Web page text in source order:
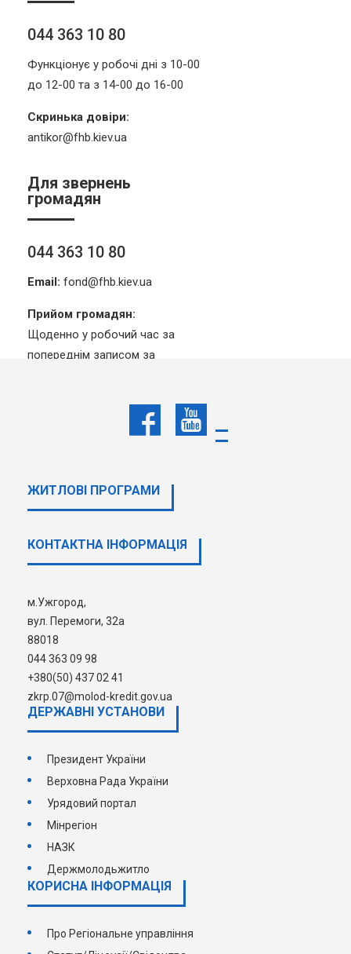
044 363 10 80
Функціонує у робочі дні з 10-00
до 12-00 та з 14-00 до 16-00
Скринька довіри:
antikor@fhb.kiev.ua
Для звернень
громадян
044 363 10 80
Email: fond@fhb.kiev.ua
Прийом громадян:
Щоденно у робочий час за
попереднім записом за
Для журналістів
ЖИТЛОВІ ПРОГРАМИ
КОНТАКТНА ІНФОРМАЦІЯ
м.Ужгород,
вул. Перемоги, 32а
88018
044 363 09 98
+380(50) 437 02 41
zkrp.07@molod-kredit.gov.ua
ДЕРЖАВНI УСТАНОВИ
Президент України
Верховна Рада України
Урядовий портал
Мінрегіон
НАЗК
Держмолодьжитло
КОРИСНА ІНФОРМАЦІЯ
Про Регіональне управління